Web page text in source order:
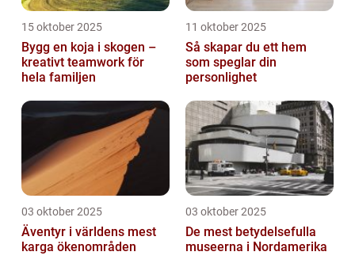
15 oktober 2025
Bygg en koja i skogen –
kreativt teamwork för
hela familjen
11 oktober 2025
Så skapar du ett hem
som speglar din
personlighet
03 oktober 2025
Äventyr i världens mest
karga ökenområden
03 oktober 2025
De mest betydelsefulla
museerna i Nordamerika